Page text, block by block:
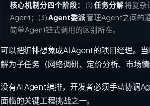
核心机制分四个阶段： (1)任务分解将复杂
Agent；(3)Agent委派管理Agent之间的
简单Agent链式调用的区别所在。
可以把编排想象成AI Agent的项目经理。
解为子任务（网络调研、定价分析、市场
没有AI Agent编排，开发者必须手动协调
面临的关键工程挑战之一。